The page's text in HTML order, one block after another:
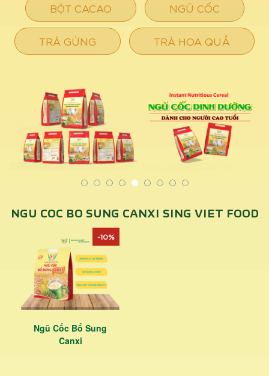
BỘT CACAO NGŨ CỐC
TRÀ GỪNG TRÀ HOA QUẢ
NGU COC BO SUNG CANXI SING VIET FOOD
-10%
Ngũ Cốc Bổ Sung
Canxi